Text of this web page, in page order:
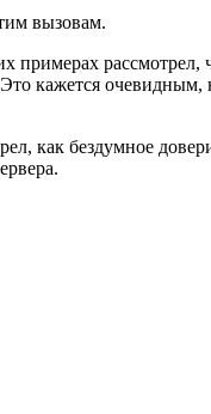
вызовам.
рассмотрел,
Это кажется
как бездумное